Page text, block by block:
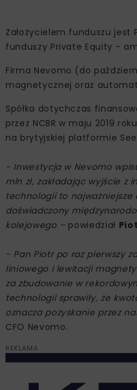
Założycielem funduszu jest
funduszy Private Equity -
Firma Nevomo (do
magnetycznej oraz
Spółka dotychczas
przez NCBR w maju 2019
na brytyjskiej platformie
- Inwestycja w Nevomo
mln zł, zakładając wyjście
technologii to najważniejsze
doświadczony
kolejowego – powiedział
- Pan Piotr po raz pierwszy
liniowego i lewitacji
za zbudowanie w
technologii sprawiły, że
oznacza pozyskanie przez
CFO Nevomo.
REKLAMA